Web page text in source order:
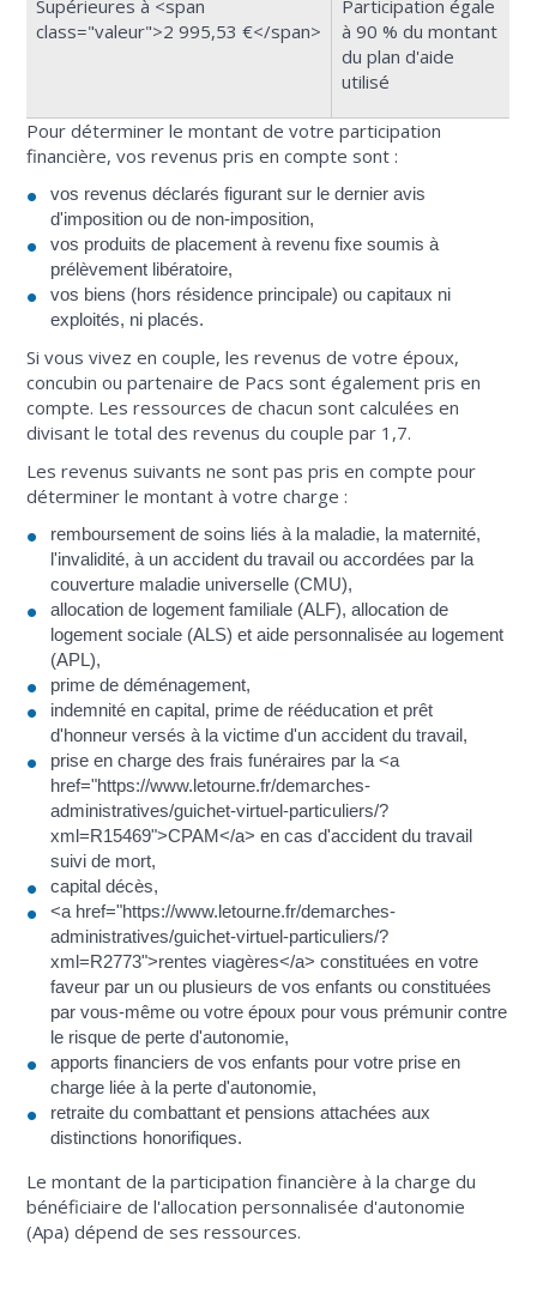
Supérieures à <span
class="valeur">2 995,53 €</span>
Participation égale
à 90 % du montant
du plan d'aide
utilisé
Pour déterminer le montant de votre participation
financière, vos revenus pris en compte sont :
vos revenus déclarés figurant sur le dernier avis
d'imposition ou de non-imposition,
vos produits de placement à revenu fixe soumis à
prélèvement libératoire,
vos biens (hors résidence principale) ou capitaux ni
exploités, ni placés.
Si vous vivez en couple, les revenus de votre époux,
concubin ou partenaire de Pacs sont également pris en
compte. Les ressources de chacun sont calculées en
divisant le total des revenus du couple par 1,7.
Les revenus suivants ne sont pas pris en compte pour
déterminer le montant à votre charge :
remboursement de soins liés à la maladie, la maternité,
l'invalidité, à un accident du travail ou accordées par la
couverture maladie universelle (CMU),
allocation de logement familiale (ALF), allocation de
logement sociale (ALS) et aide personnalisée au logement
(APL),
prime de déménagement,
indemnité en capital, prime de rééducation et prêt
d'honneur versés à la victime d'un accident du travail,
prise en charge des frais funéraires par la <a
href="https://www.letourne.fr/demarches-
administratives/guichet-virtuel-particuliers/?
xml=R15469">CPAM</a> en cas d'accident du travail
suivi de mort,
capital décès,
<a href="https://www.letourne.fr/demarches-
administratives/guichet-virtuel-particuliers/?
xml=R2773">rentes viagères</a> constituées en votre
faveur par un ou plusieurs de vos enfants ou constituées
par vous-même ou votre époux pour vous prémunir contre
le risque de perte d'autonomie,
apports financiers de vos enfants pour votre prise en
charge liée à la perte d'autonomie,
retraite du combattant et pensions attachées aux
distinctions honorifiques.
Le montant de la participation financière à la charge du
bénéficiaire de l'allocation personnalisée d'autonomie
(Apa) dépend de ses ressources.